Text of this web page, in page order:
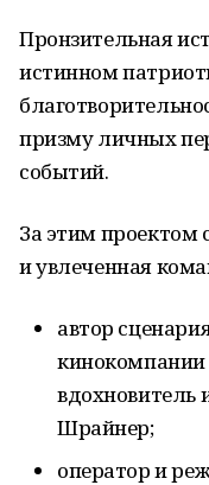
Пронзительная
истинном
призму личных
событий.
За этим проектом
и увлеченная
автор
кинокомпании
вдохновитель
Шрайнер;
оператор и